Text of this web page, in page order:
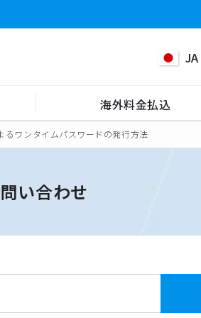
JA
海外料金払込
ワンタイムパスワードの発行方法
い合わせ